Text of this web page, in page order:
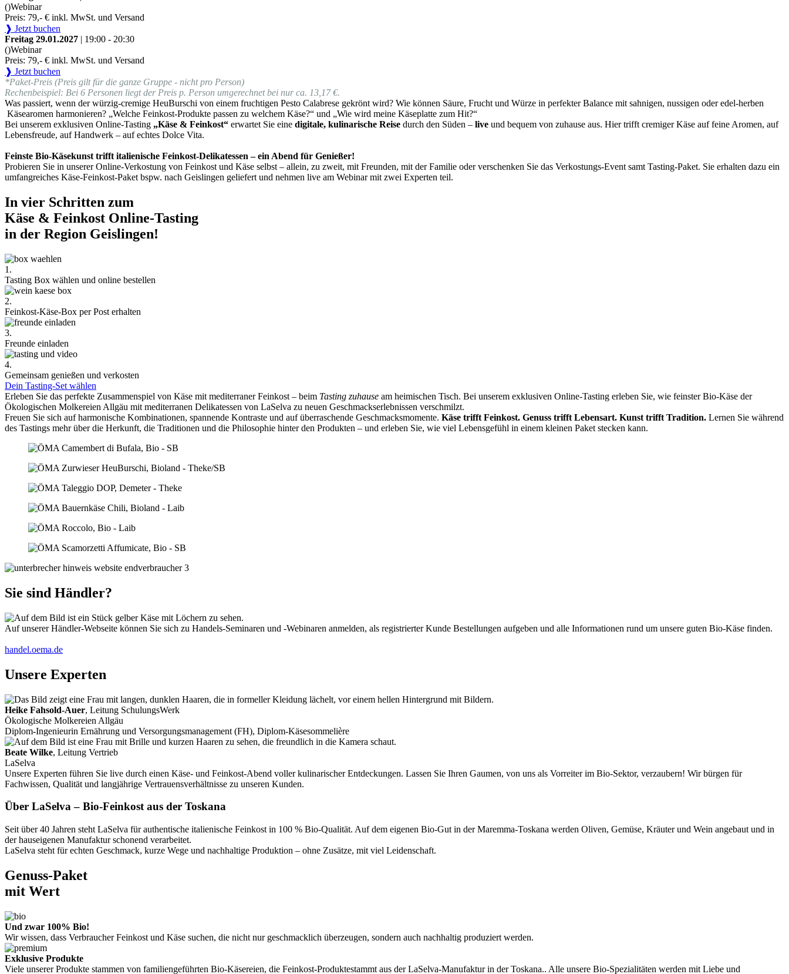
()Webinar
Preis: 79,- € inkl. MwSt. und Versand
❱ Jetzt buchen
Freitag 29.01.2027 | 19:00 - 20:30
()Webinar
Preis: 79,- € inkl. MwSt. und Versand
❱ Jetzt buchen
*Paket-Preis (Preis gilt für die ganze Gruppe - nicht pro Person)
Rechenbeispiel: Bei 6 Personen liegt der Preis p. Person umgerechnet bei nur ca. 13,17 €.
Was passiert, wenn der würzig-cremige HeuBurschi von einem fruchtigen Pesto Calabrese gekrönt wird? Wie können Säure, Frucht und Würze in perfekter Balance mit sahnigen, nussigen oder edel-herben
Käsearomen harmonieren? „Welche Feinkost-Produkte passen zu welchem Käse?“ und „Wie wird meine Käseplatte zum Hit?“
Bei unserem exklusiven Online-Tasting „Käse & Feinkost“ erwartet Sie eine digitale, kulinarische Reise durch den Süden – live und bequem von zuhause aus. Hier trifft cremiger Käse auf feine Aromen, auf
Lebensfreude, auf Handwerk – auf echtes Dolce Vita.
Feinste Bio-Käsekunst trifft italienische Feinkost-Delikatessen – ein Abend für Genießer!
Probieren Sie in unserer Online-Verkostung von Feinkost und Käse selbst – allein, zu zweit, mit Freunden, mit der Familie oder verschenken Sie das Verkostungs-Event samt Tasting-Paket. Sie erhalten dazu ein
umfangreiches Käse-Feinkost-Paket bspw. nach Geislingen geliefert und nehmen live am Webinar mit zwei Experten teil.
In vier Schritten zum
Käse & Feinkost Online-Tasting
in der Region Geislingen!
1.
Tasting Box wählen und online bestellen
2.
Feinkost-Käse-Box per Post erhalten
3.
Freunde einladen
4.
Gemeinsam genießen und verkosten
Dein Tasting-Set wählen
Erleben Sie das perfekte Zusammenspiel von Käse mit mediterraner Feinkost – beim Tasting zuhause am heimischen Tisch. Bei unserem exklusiven Online-Tasting erleben Sie, wie feinster Bio-Käse der
Ökologischen Molkereien Allgäu mit mediterranen Delikatessen von LaSelva zu neuen Geschmackserlebnissen verschmilzt.
Freuen Sie sich auf harmonische Kombinationen, spannende Kontraste und auf überraschende Geschmacksmomente. Käse trifft Feinkost. Genuss trifft Lebensart. Kunst trifft Tradition. Lernen Sie während
des Tastings mehr über die Herkunft, die Traditionen und die Philosophie hinter den Produkten – und erleben Sie, wie viel Lebensgefühl in einem kleinen Paket stecken kann.
Sie sind Händler?
Auf unserer Händler-Webseite können Sie sich zu Handels-Seminaren und -Webinaren anmelden, als registrierter Kunde Bestellungen aufgeben und alle Informationen rund um unsere guten Bio-Käse finden.
handel.oema.de
Unsere Experten
Heike Fahsold-Auer, Leitung SchulungsWerk
Ökologische Molkereien Allgäu
Diplom-Ingenieurin Ernährung und Versorgungsmanagement (FH), Diplom-Käsesommelière
Beate Wilke, Leitung Vertrieb
LaSelva
Unsere Experten führen Sie live durch einen Käse- und Feinkost-Abend voller kulinarischer Entdeckungen. Lassen Sie Ihren Gaumen, von uns als Vorreiter im Bio-Sektor, verzaubern! Wir bürgen für
Fachwissen, Qualität und langjährige Vertrauensverhältnisse zu unseren Kunden.
Über LaSelva – Bio-Feinkost aus der Toskana
Seit über 40 Jahren steht LaSelva für authentische italienische Feinkost in 100 % Bio-Qualität. Auf dem eigenen Bio-Gut in der Maremma-Toskana werden Oliven, Gemüse, Kräuter und Wein angebaut und in
der hauseigenen Manufaktur schonend verarbeitet.
LaSelva steht für echten Geschmack, kurze Wege und nachhaltige Produktion – ohne Zusätze, mit viel Leidenschaft.
Genuss-Paket
mit Wert
Und zwar 100% Bio!
Wir wissen, dass Verbraucher Feinkost und Käse suchen, die nicht nur geschmacklich überzeugen, sondern auch nachhaltig produziert werden.
Exklusive Produkte
Viele unserer Produkte stammen von familiengeführten Bio-Käsereien, die Feinkost-Produktestammt aus der LaSelva-Manufaktur in der Toskana.. Alle unsere Bio-Spezialitäten werden mit Liebe und